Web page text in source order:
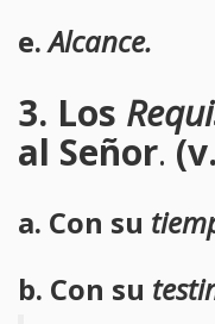
e.Alcance.
3. Los
al Señor.
a. Con su
b. Con su